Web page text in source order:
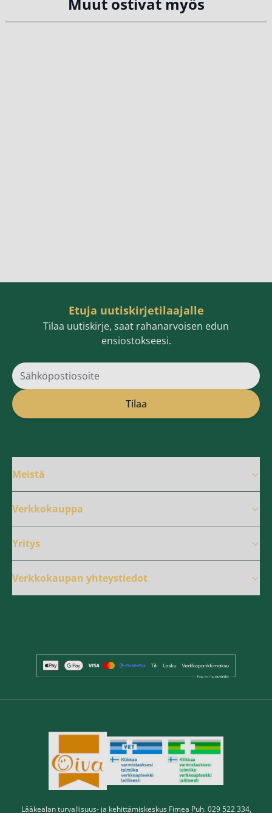
Etuja uutiskirjetilaajalle
Tilaa uutiskirje, saat rahanarvoisen edun
ensiostokseesi.
Sähköpostiosoite
Tilaa
Meistä
Verkkokauppa
Yritys
Verkkokaupan yhteystiedot
Lääkealan turvallisuus- ja kehittämiskeskus Fimea Puh. 029 522 334,